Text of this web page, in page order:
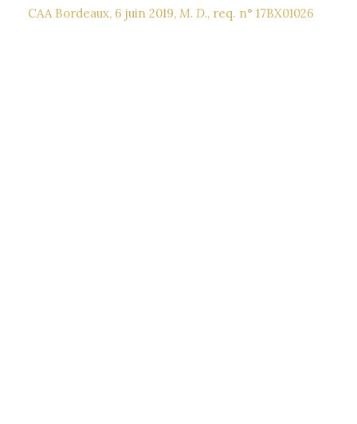
CAA Bordeaux, 6 juin 2019, M. D., req. n° 17BX01026